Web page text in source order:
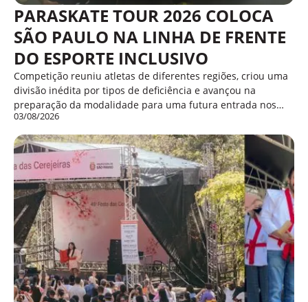
PARASKATE TOUR 2026 COLOCA
SÃO PAULO NA LINHA DE FRENTE
DO ESPORTE INCLUSIVO
Competição reuniu atletas de diferentes regiões, criou uma
divisão inédita por tipos de deficiência e avançou na
preparação da modalidade para uma futura entrada nos…
03/08/2026